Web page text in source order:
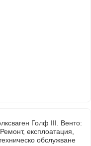
Голф III. Венто:
Ремонт, експлоатация,
обслужване